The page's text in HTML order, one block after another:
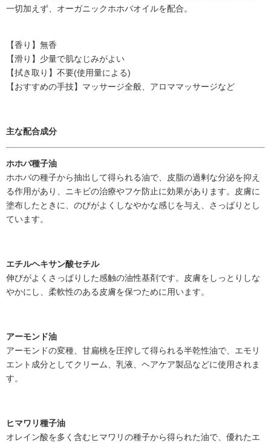
一切加えず、オーガニックホホバオイルを配合。
【香り】無香
【滑り】少量で肌なじみがよい
【拭き取り】不要(使用量による)
【おすすめの手技】マッサージ全般、アロママッサージなど
主な配合成分
ホホバ種子油
ホホバの種子から抽出して得られる油で、皮脂の過剰な分泌を抑え
る作用があり、ニキビの治療やフケ防止に効果があります。皮膚に
塗布したときに、のびがよくしなやかな感じを与え、さっぱりとし
ています。
エチルヘキサン酸セチル
伸びがよくさっぱりした感触の油性基剤です。皮膚をしっとりしな
やかにし、柔軟性のある皮膚を保つために用います。
アーモンド油
アーモンドの変種、甘扁桃を圧搾して得られる半乾性油で、エモリ
エント成分としてクリーム、乳液、ヘアケア製品などに使用されま
す。
ヒマワリ種子油
オレイン酸を多く含むヒマワリの種子から得られた油で、優れたエ